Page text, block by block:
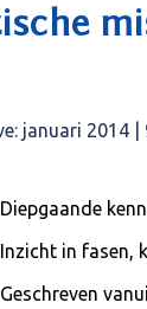
januari 2014
Diepgaande
Inzicht in fasen,
Geschreven